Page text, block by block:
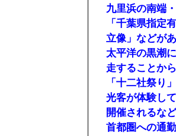
九里浜の南端
「千葉県指定
立像」などが
太平洋の黒潮
走することか
「十二社祭り
光客が体験し
開催されるな
首都圏への通